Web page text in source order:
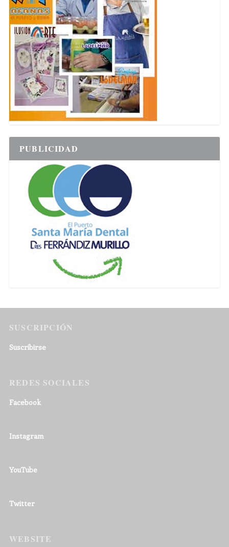
PUBLICIDAD
SUSCRIPCIÓN
Suscribirse
REDES SOCIALES
Facebook
Instagram
YouTube
Twitter
WEBSITE